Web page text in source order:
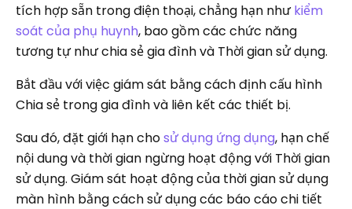
tích hợp sẵn trong điện thoại, chẳng hạn nhưkiểm
soát của phụ huynh, bao gồm các chức năng
tương tự như chia sẻ gia đình và Thời gian sử dụng.
Bắt đầu với việc giám sát bằng cách định cấu hình
Chia sẻ trong gia đình và liên kết các thiết bị.
Sau đó, đặt giới hạn chosử dụng ứng dụng, hạn chế
nội dung và thời gian ngừng hoạt động với Thời gian
sử dụng. Giám sát hoạt động của thời gian sử dụng
màn hình bằng cách sử dụng các báo cáo chi tiết